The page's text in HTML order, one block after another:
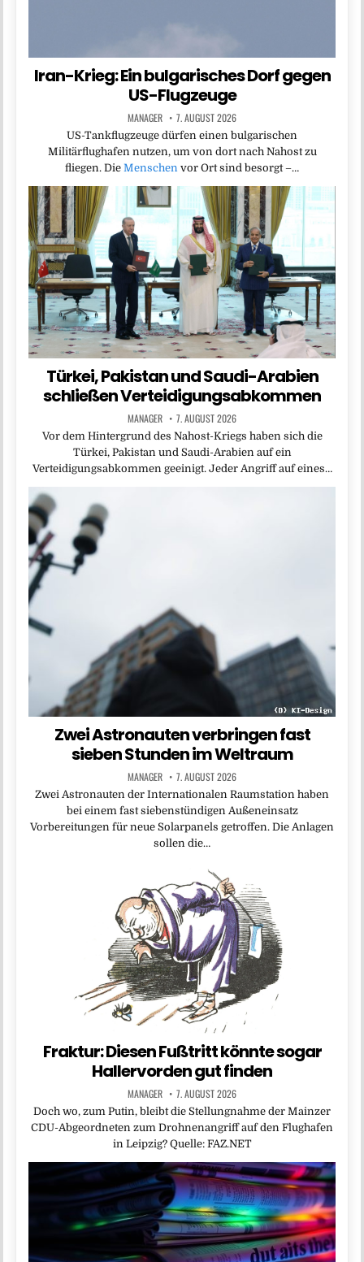
Iran-Krieg: Ein bulgarisches Dorf gegen
US-Flugzeuge
MANAGER 7. AUGUST 2026
US-Tankflugzeuge dürfen einen bulgarischen
Militärflughafen nutzen, um von dort nach Nahost zu
fliegen. Die Menschen vor Ort sind besorgt –…
Türkei, Pakistan und Saudi-Arabien
schließen Verteidigungsabkommen
MANAGER 7. AUGUST 2026
Vor dem Hintergrund des Nahost-Kriegs haben sich die
Türkei, Pakistan und Saudi-Arabien auf ein
Verteidigungsabkommen geeinigt. Jeder Angriff auf eines…
Zwei Astronauten verbringen fast
sieben Stunden im Weltraum
MANAGER 7. AUGUST 2026
Zwei Astronauten der Internationalen Raumstation haben
bei einem fast siebenstündigen Außeneinsatz
Vorbereitungen für neue Solarpanels getroffen. Die Anlagen
sollen die…
Fraktur: Diesen Fußtritt könnte sogar
Hallervorden gut finden
MANAGER 7. AUGUST 2026
Doch wo, zum Putin, bleibt die Stellungnahme der Mainzer
CDU-Abgeordneten zum Drohnenangriff auf den Flughafen
in Leipzig? Quelle: FAZ.NET